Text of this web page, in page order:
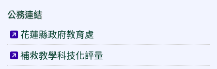
公務連結
花蓮縣政府教育處
補救教學科技化評量